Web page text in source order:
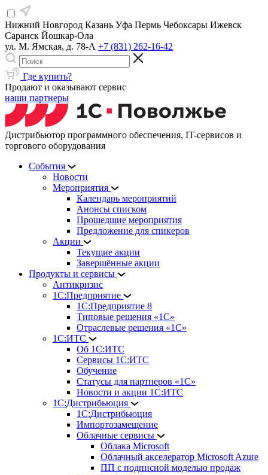
Нижний Новгород Казань Уфа Пермь Чебоксары Ижевск
Саранск Йошкар-Ола
ул. М. Ямская, д. 78-А +7 (831) 262-16-42
Где купить?
Продают и оказывают сервис
наши партнеры
Дистрибьютор программного обеспечения, IT-сервисов и
торгового оборудования
События
Новости
Мероприятия
Календарь мероприятий
Анонсы списком
Прошедшие мероприятия
Предложение для спикеров
Акции
Текущие акции
Завершённые акции
Продукты и сервисы
Антикризис
1С:Предприятие
1С:Предприятие 8
Типовые решения «1С»
Отраслевые решения «1С»
1С:ИТС
Об 1С:ИТС
Сервисы 1С:ИТС
Обучение
Статусы для партнеров «1С»
Новости и акции 1С:ИТС
1С:Дистрибьюция
1С:Дистрибьюция
Импортозамещение
Облачные сервисы
Облака Microsoft
Облачный акселератор Microsoft Azure
ПП с подписной моделью продаж